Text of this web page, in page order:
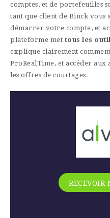
comptes, et de portefeuilles
tant que client de Binck vous
démarrer votre compte, et
plateforme met tous les
explique clairement
ProRealTime, et accéder aux
les offres de courtages.
RECEVOIR